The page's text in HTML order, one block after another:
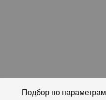
Подбор по параметрам